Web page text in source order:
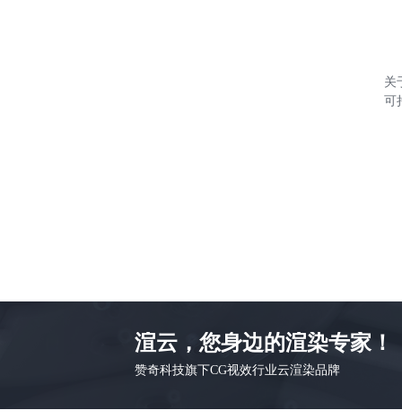
关
可
渲云，您身边的渲染专家！
赞奇科技旗下CG视效行业云渲染品牌